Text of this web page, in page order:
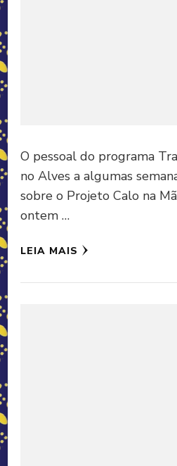
O pessoal do programa
no Alves a algumas
sobre o Projeto Calo na
ontem …
LEIA MAIS